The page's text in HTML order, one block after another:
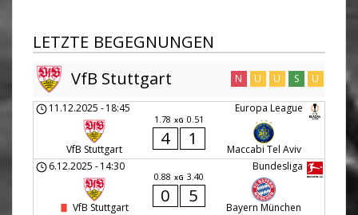
LETZTE BEGEGNUNGEN
VfB Stuttgart
N U U S U
Europa League
11.12.2025 -18:45
VfB Stuttgart
1.78 xG 0.51
4 1
Maccabi Tel Aviv
Bundesliga
6.12.2025 -14:30
VfB Stuttgart
0.88 xG 3.40
0 5
Bayern München